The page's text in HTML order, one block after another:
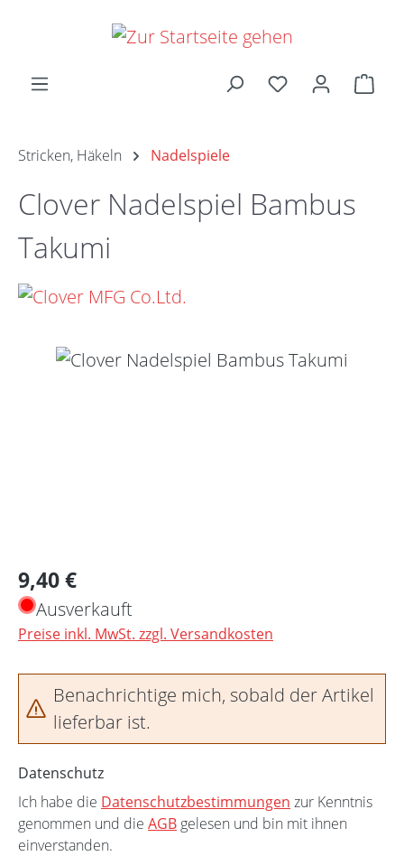
Zum Hauptinhalt springen
Stricken, Häkeln Nadelspiele
Clover Nadelspiel Bambus
Takumi
Bildergalerie überspringen
Regulärer Preis:
9,40 €
Ausverkauft
Preise inkl. MwSt. zzgl. Versandkosten
Benachrichtige mich, sobald der Artikel
lieferbar ist.
Datenschutz
Ich habe die Datenschutzbestimmungen zur Kenntnis
genommen und die AGB gelesen und bin mit ihnen
einverstanden.